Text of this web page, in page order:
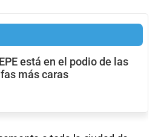
está en el podio de las
más caras